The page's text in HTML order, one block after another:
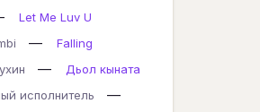
Let Me Luv U
—
Falling
—
Дьол кыната
исполнитель
—